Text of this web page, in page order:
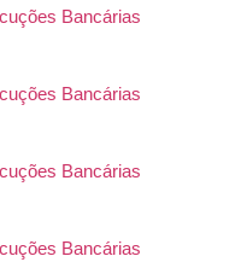
Bancárias
Bancárias
Bancárias
Bancárias